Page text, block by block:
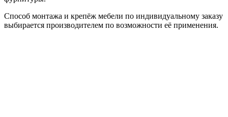
Способ монтажа и крепёж мебели по индивидуальному заказу
выбирается производителем по возможности её применения.